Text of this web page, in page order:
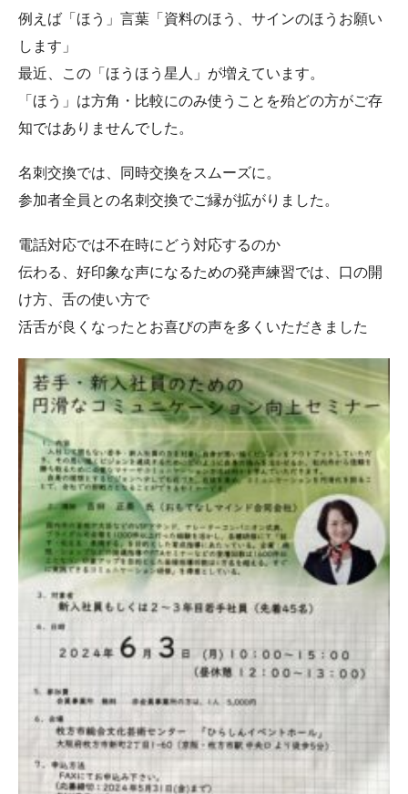
例えば「ほう」言葉「資料のほう、サインのほうお願い
します」
最近、この「ほうほう星人」が増えています。
「ほう」は方角・比較にのみ使うことを殆どの方がご存
知ではありませんでした。
名刺交換では、同時交換をスムーズに。
参加者全員との名刺交換でご縁が拡がりました。
電話対応では不在時にどう対応するのか
伝わる、好印象な声になるための発声練習では、口の開
け方、舌の使い方で
活舌が良くなったとお喜びの声を多くいただきました